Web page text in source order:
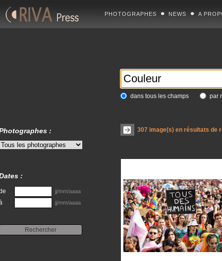
PHOTOGRAPHES NEWS A
dans tous les champs par
307image(s) en résultats de
:
:
jj/mm/aaaa
jj/mm/aaaa